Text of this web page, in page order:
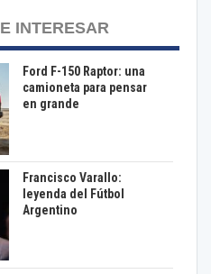
INTERESAR
Ford F-150 Raptor: una
camioneta para pensar
en grande
Francisco Varallo:
leyenda del Fútbol
Argentino